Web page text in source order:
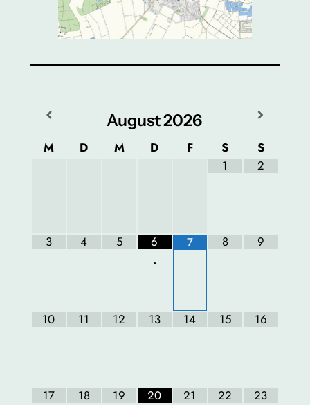
August2026
M D M D F S
S
1
2
3 4 5
6
•
7 8 9
10 11 12 13 14 15 16
17 18 19
20
21 22 23